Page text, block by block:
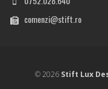
comenzi@stift.ro
© 2026 Stift Lux